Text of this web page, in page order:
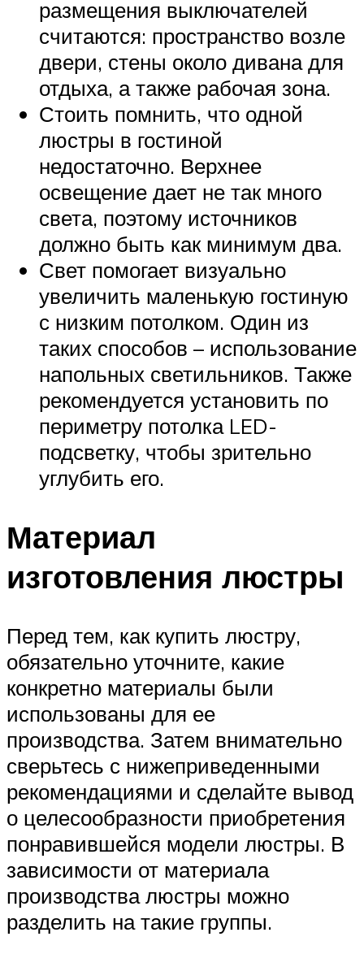
размещения выключателей
считаются: пространство возле
двери, стены около дивана для
отдыха, а также рабочая зона.
Стоить помнить, что одной
люстры в гостиной
недостаточно. Верхнее
освещение дает не так много
света, поэтому источников
должно быть как минимум два.
Свет помогает визуально
увеличить маленькую гостиную
с низким потолком. Один из
таких способов – использование
напольных светильников. Также
рекомендуется установить по
периметру потолка LED-
подсветку, чтобы зрительно
углубить его.
Материал
изготовления люстры
Перед тем, как купить люстру,
обязательно уточните, какие
конкретно материалы были
использованы для ее
производства. Затем внимательно
сверьтесь с нижеприведенными
рекомендациями и сделайте вывод
о целесообразности приобретения
понравившейся модели люстры. В
зависимости от материала
производства люстры можно
разделить на такие группы.